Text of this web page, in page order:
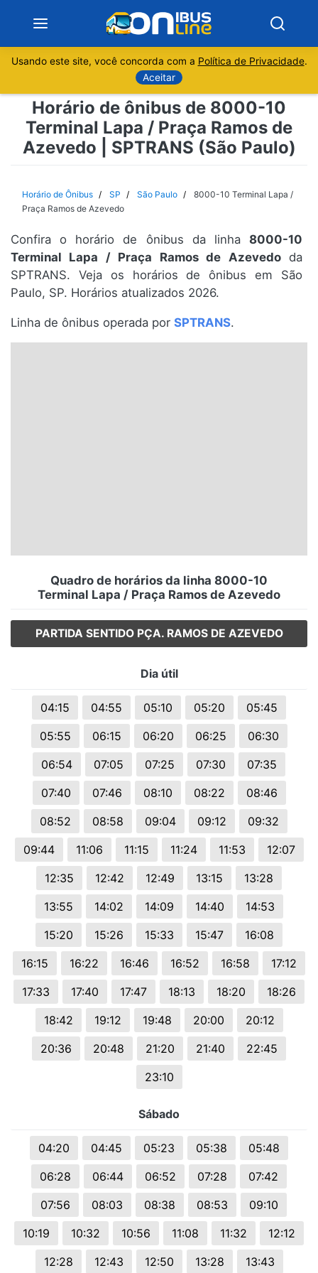
Sobre
Minas Gerais
Espírito Santo
Paraná
Santa Catarina
Usando este site, você concorda com a Política de Privacidade.
Aceitar
Horário de ônibus de 8000-10
Terminal Lapa / Praça Ramos de
Azevedo | SPTRANS (São Paulo)
Horário de Ônibus SP São Paulo
8000-10 Terminal Lapa /
Praça Ramos de Azevedo
Confira o horário de ônibus da linha 8000-10
Terminal Lapa / Praça Ramos de Azevedoda
SPTRANS. Veja os horários de ônibus em São
Paulo, SP. Horários atualizados 2026.
Linha de ônibus operada por SPTRANS.
Quadro de horários da linha 8000-10
Terminal Lapa / Praça Ramos de Azevedo
PARTIDA SENTIDO PÇA. RAMOS DE AZEVEDO
Dia útil
04:15 04:55 05:10 05:20
05:45
05:55
06:15 06:20 06:25
06:30
06:54
07:05 07:25 07:30
07:35
07:40
07:46 08:10 08:22
08:46
08:52
08:58 09:04 09:12
09:32
09:44
11:06 11:15 11:24 11:53
12:07
12:35
12:42 12:49 13:15
13:28
13:55
14:02 14:09 14:40
14:53
15:20
15:26 15:33 15:47
16:08
16:15
16:22 16:46 16:52 16:58
17:12
17:33
17:40 17:47 18:13 18:20
18:26
18:42
19:12 19:48 20:00
20:12
20:36
20:48 21:20 21:40
22:45
23:10
Sábado
04:20 04:45 05:23 05:38
05:48
06:28
06:44 06:52 07:28
07:42
07:56
08:03 08:38 08:53
09:10
10:19
10:32 10:56 11:08 11:32
12:12
12:28
12:43 12:50 13:28 13:43